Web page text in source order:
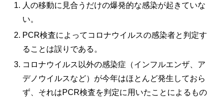
人の移動に見合うだけの爆発的な感染が起きていな
い。
PCR検査によってコロナウイルスの感染者と判定す
ることは誤りである。
コロナウイルス以外の感染症（インフルエンザ、ア
デノウイルスなど）が今年はほとんど発生しておら
ず、それはPCR検査を判定に用いたことによるもの